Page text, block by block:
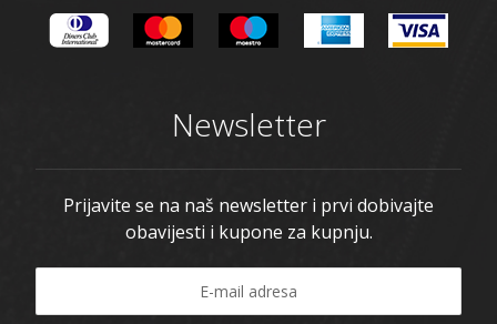
Newsletter
Prijavite se na naš newsletter i prvi dobivajte
obavijesti i kupone za kupnju.